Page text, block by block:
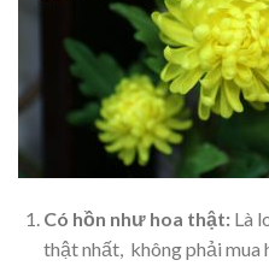
Có hồn như hoa thật: Là
thật nhất, không phải mua